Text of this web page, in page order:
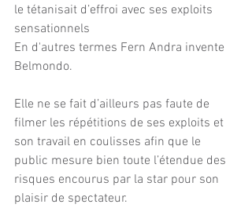
le tétanisait d’effroi avec ses exploits
sensationnels
En d'autres termes Fern Andra invente
Belmondo.
Elle ne se fait d’ailleurs pas faute de
filmer les répétitions de ses exploits et
son travail en coulisses afin que le
public mesure bien toute l’étendue des
risques encourus par la star pour son
plaisir de spectateur.